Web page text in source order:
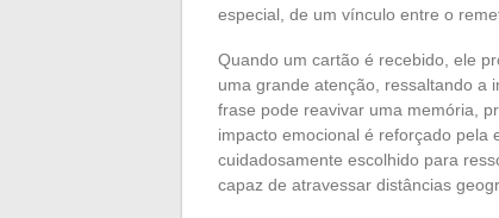
especial, de um vínculo entre o
Quando um cartão é recebido, ele
uma grande atenção, ressaltando a
frase pode reavivar uma memória,
impacto emocional é reforçado pela
cuidadosamente escolhido para
capaz de atravessar distâncias